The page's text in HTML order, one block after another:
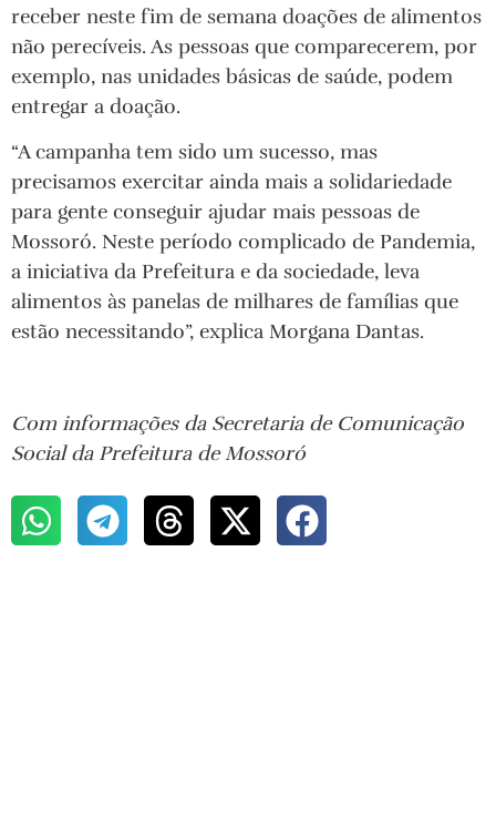
receber neste fim de semana doações de alimentos
não perecíveis. As pessoas que comparecerem, por
exemplo, nas unidades básicas de saúde, podem
entregar a doação.
“A campanha tem sido um sucesso, mas
precisamos exercitar ainda mais a solidariedade
para gente conseguir ajudar mais pessoas de
Mossoró. Neste período complicado de Pandemia,
a iniciativa da Prefeitura e da sociedade, leva
alimentos às panelas de milhares de famílias que
estão necessitando”, explica Morgana Dantas.
Com informações da Secretaria de Comunicação
Social da Prefeitura de Mossoró